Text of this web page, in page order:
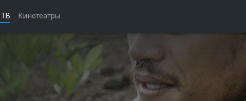
ТВ Кинотеатры